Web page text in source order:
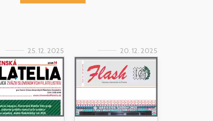
25. 12. 2025 20. 12. 2025